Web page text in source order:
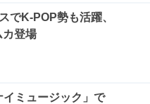
でK-POP勢も活躍、
登場
ミュージック」で